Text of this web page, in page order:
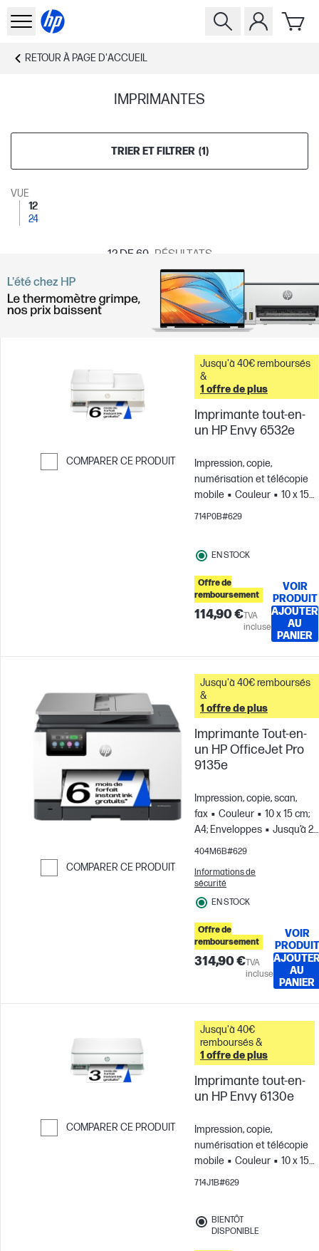
RETOUR À PAGE D'ACCUEIL
IMPRIMANTES
TRIER ET FILTRER (1)
VUE
12
24
12DE 69 RÉSULTATS
COMPARER CE PRODUIT
Jusqu'à 40€ remboursés
&
1 offre de plus
Imprimante tout-en-
un HP Envy 6532e
Impression, copie,
numérisation et télécopie
mobile
Couleur
10 x 15
cm; A4; Enveloppes ; A5; B5;
714P0B#629
EN STOCK
Offre de
remboursement
114,90 €TVA
incluse
VOIR
PRODUIT
AJOUTER
AU
PANIER
COMPARER CE PRODUIT
Jusqu'à 40€ remboursés
&
1 offre de plus
Imprimante Tout-en-
un HP OfficeJet Pro
9135e
Impression, copie, scan,
fax
Couleur
10 x 15 cm;
A4; Enveloppes
Jusqu’à 2
000 pages par mois; Pour
utilisateurs maximum
404M6B#629
Informations de
sécurité
EN STOCK
Offre de
remboursement
314,90 €TVA
incluse
VOIR
PRODUIT
AU
PANIER
COMPARER CE PRODUIT
Jusqu'à 40€
remboursés &
1 offre de plus
Imprimante tout-en-
un HP Envy 6130e
Impression, copie,
numérisation et télécopie
mobile
Couleur
10 x 15
cm; A4; Enveloppes ; A5; B5;
Jusqu'à 100 pages par
714J1B#629
BIENTÔT
DISPONIBLE